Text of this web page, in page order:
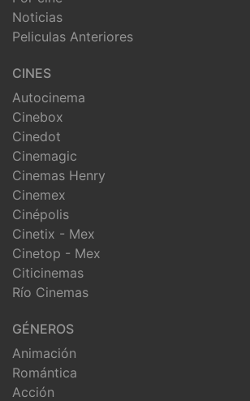
Noticias
Peliculas Anteriores
CINES
Autocinema
Cinebox
Cinedot
Cinemagic
Cinemas Henry
Cinemex
Cinépolis
Cinetix - Mex
Cinetop - Mex
Citicinemas
Río Cinemas
GÉNEROS
Animación
Romántica
Acción